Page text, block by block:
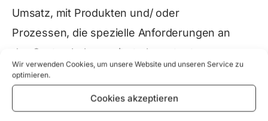
Wir verwenden Cookies, um unsere Website und unseren Service zu
optimieren.
Cookies akzeptieren
Umsatz, mit Produkten und/ oder
Prozessen, die spezielle Anforderungen an
das Systen haben, mit stark content-
orientierten Websiten und Verkäufern, die
ihren Onlineshop mehrsprachig ausrichten
wollen.
ob